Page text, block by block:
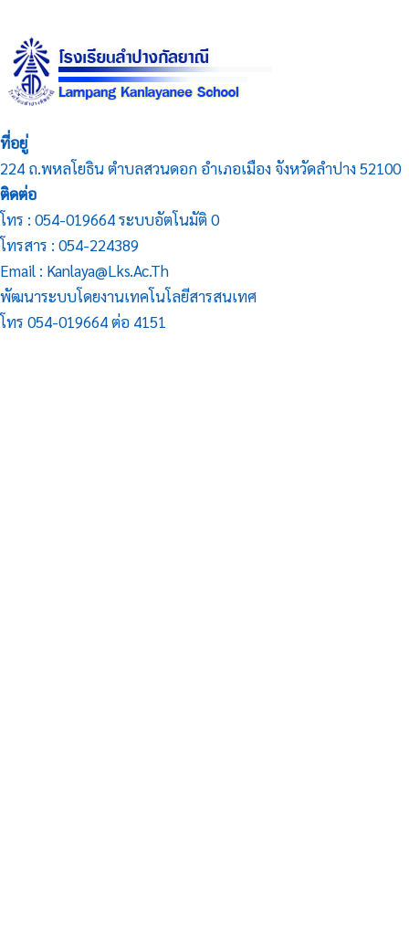
ที่อยู่
224 ถ.พหลโยธิน ตำบลสวนดอก อำเภอเมือง จังหวัดลำปาง 52100
ติดต่อ
โทร : 054-019664 ระบบอัตโนมัติ 0
โทรสาร : 054-224389
Email : Kanlaya@lks.ac.th
พัฒนาระบบโดยงานเทคโนโลยีสารสนเทศ
โทร 054-019664 ต่อ 4151